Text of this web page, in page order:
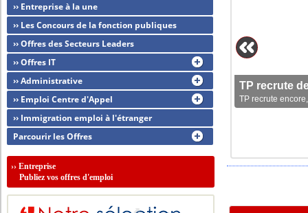
TP recrute
TP recrute
›› Entreprise à la une
›› Les Concours de la fonction publiques
›› Offres des Secteurs Leaders
›› Offres IT
›› Administrative
›› Emploi Centre d'Appel
›› Immigration emploi à l'étranger
Parcourir les Offres
››Entreprise
Publiez vos offres d'emploi